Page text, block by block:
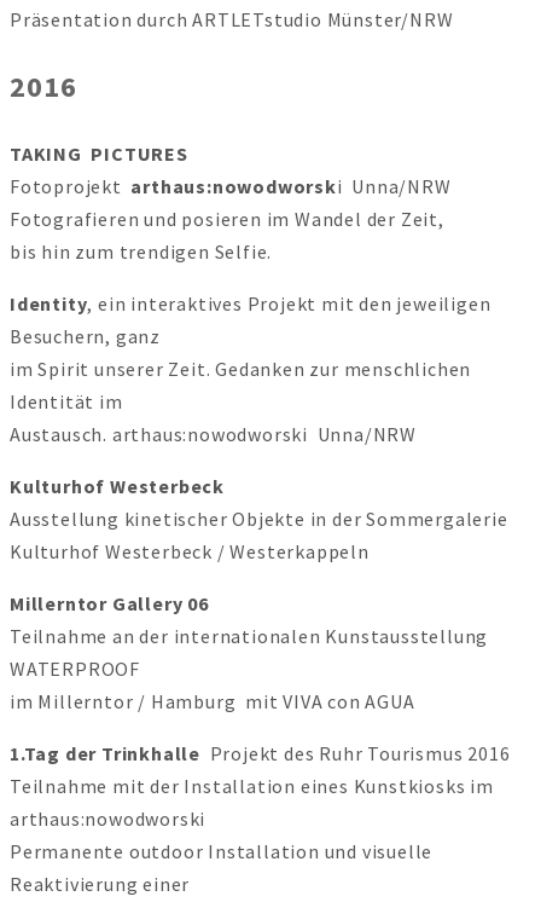
Präsentation durch ARTLETstudio Münster/NRW
2016
TAKING PICTURES
Fotoprojekt arthaus:nowodworski Unna/NRW
Fotografieren und posieren im Wandel der Zeit,
bis hin zum trendigen Selfie.
Identity, ein interaktives Projekt mit den jeweiligen
Besuchern, ganz
im Spirit unserer Zeit. Gedanken zur menschlichen
Identität im
Austausch. arthaus:nowodworski Unna/NRW
Kulturhof Westerbeck
Ausstellung kinetischer Objekte in der Sommergalerie
Kulturhof Westerbeck / Westerkappeln
Millerntor Gallery 06
Teilnahme an der internationalen Kunstausstellung
WATERPROOF
im Millerntor / Hamburg mit VIVA con AGUA
1.Tag der Trinkhalle Projekt des Ruhr Tourismus 2016
Teilnahme mit der Installation eines Kunstkiosks im
arthaus:nowodworski
Permanente outdoor Installation und visuelle
Reaktivierung einer